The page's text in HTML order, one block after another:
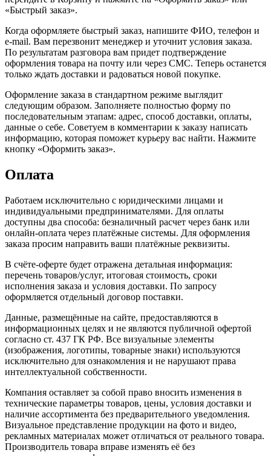
«Быстрый заказ».
Когда оформляете быстрый заказ, напишите ФИО, телефон и
e-mail. Вам перезвонит менеджер и уточнит условия заказа.
По результатам разговора вам придет подтверждение
оформления товара на почту или через СМС. Теперь останется
только ждать доставки и радоваться новой покупке.
Оформление заказа в стандартном режиме выглядит
следующим образом. Заполняете полностью форму по
последовательным этапам: адрес, способ доставки, оплаты,
данные о себе. Советуем в комментарии к заказу написать
информацию, которая поможет курьеру вас найти. Нажмите
кнопку «Оформить заказ».
Оплата
Работаем исключительно с юридическими лицами и
индивидуальными предпринимателями. Для оплаты
доступны два способа: безналичный расчет через банк или
онлайн-оплата через платёжные системы. Для оформления
заказа просим направить ваши платёжные реквизиты.
В счёте-оферте будет отражена детальная информация:
перечень товаров/услуг, итоговая стоимость, сроки
исполнения заказа и условия доставки. По запросу
оформляется отдельный договор поставки.
Данные, размещённые на сайте, предоставляются в
информационных целях и не являются публичной офертой
согласно ст. 437 ГК РФ. Все визуальные элементы
(изображения, логотипы, товарные знаки) используются
исключительно для ознакомления и не нарушают права
интеллектуальной собственности.
Компания оставляет за собой право вносить изменения в
технические параметры товаров, цены, условия доставки и
наличие ассортимента без предварительного уведомления.
Визуальное представление продукции на фото и видео,
рекламных материалах может отличаться от реального товара.
Производитель товара вправе изменять её без